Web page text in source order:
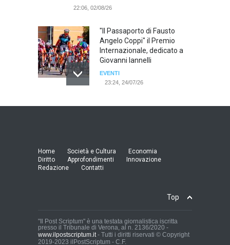
22:06, 02/08/26
"Il Passaporto di Fausto
Angelo Coppi" il Premio
Internazionale, dedicato a
Giovanni Iannelli
EVENTI
23:24, 24/07/26
RIMINI, PRIMO CONVEGNO
EVENTI
19:44, 24/07/26
accordo raggiunto tra
Sofia - Cervello” e le
organizzazioni sindacali
della dirigenza sanitaria.
Home Società e Cultura
Economia
Diritto
Approfondimenti
Innovazione
Redazione
Contatti
Top
"Il Post Scriptum" è una testata giornalistica iscritta
presso il Tribunale di Verona, al n. 2136/2020 -
www.ilpostscriptum.it- Tutti i diritti riservati © Copyright
2019-2023 ilPostScriptum - C.F.